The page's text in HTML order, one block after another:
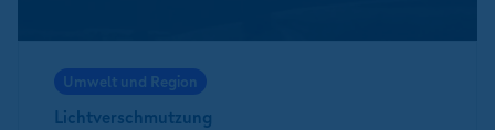
Umwelt und Region
Lichtverschmutzung